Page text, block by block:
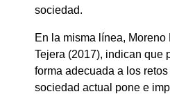
sociedad.
En la misma línea,
Tejera (2017), indican que
forma adecuada a los
sociedad actual pone e